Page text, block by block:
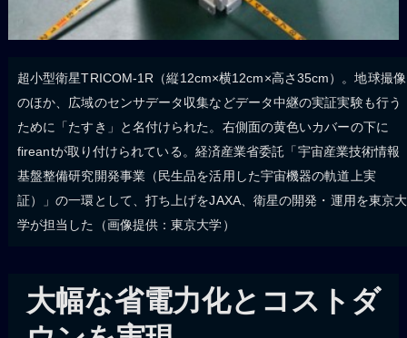
超小型衛星TRICOM-1R（縦12cm×横12cm×高さ35cm）。地球撮像
のほか、広域のセンサデータ収集などデータ中継の実証実験も行う
ために「たすき」と名付けられた。右側面の黄色いカバーの下に
fireantが取り付けられている。経済産業省委託「宇宙産業技術情報
基盤整備研究開発事業（民生品を活用した宇宙機器の軌道上実
証）」の一環として、打ち上げをJAXA、衛星の開発・運用を東京大
学が担当した（画像提供：東京大学）
大幅な省電力化とコストダ